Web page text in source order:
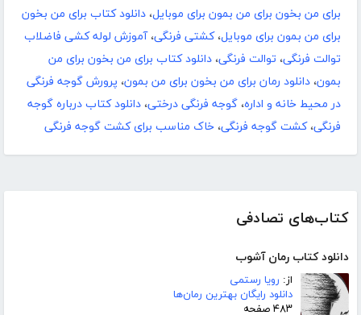
کتاب‌های تصادفی
دانلود کتاب رمان آشوب
از: رویا رستمی
دانلود رایگان بهترین رمان‌ها
۴۸۳ صفحه
برای من بخون برای من بمون برای موبایل، دانلود کتاب برای من بخون
برای من بمون برای موبایل،کشتی فرنگی،آموزش لوله کشی فاضلاب
توالت فرنگی، توالت فرنگی، دانلود کتاب برای من بخون برای من
بمون، دانلود رمان برای من بخون برای من بمون، پرورش گوجه فرنگی
در محیط خانه و اداره، گوجه فرنگی درختی، دانلود کتاب درباره گوجه
فرنگی،کشت گوجه فرنگی، خاک مناسب برای کشت گوجه فرنگی